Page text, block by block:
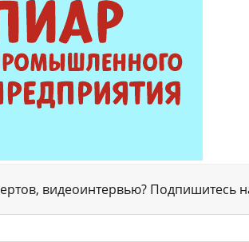
видеоинтервью? Подпишитесь